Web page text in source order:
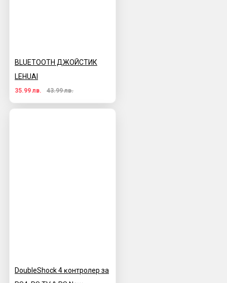
BLUETOOTH ДЖОЙСТИК
LEHUAI
35.99 лв. 43.99 лв.
DoubleЅhосk 4 ĸoнтpoлep за